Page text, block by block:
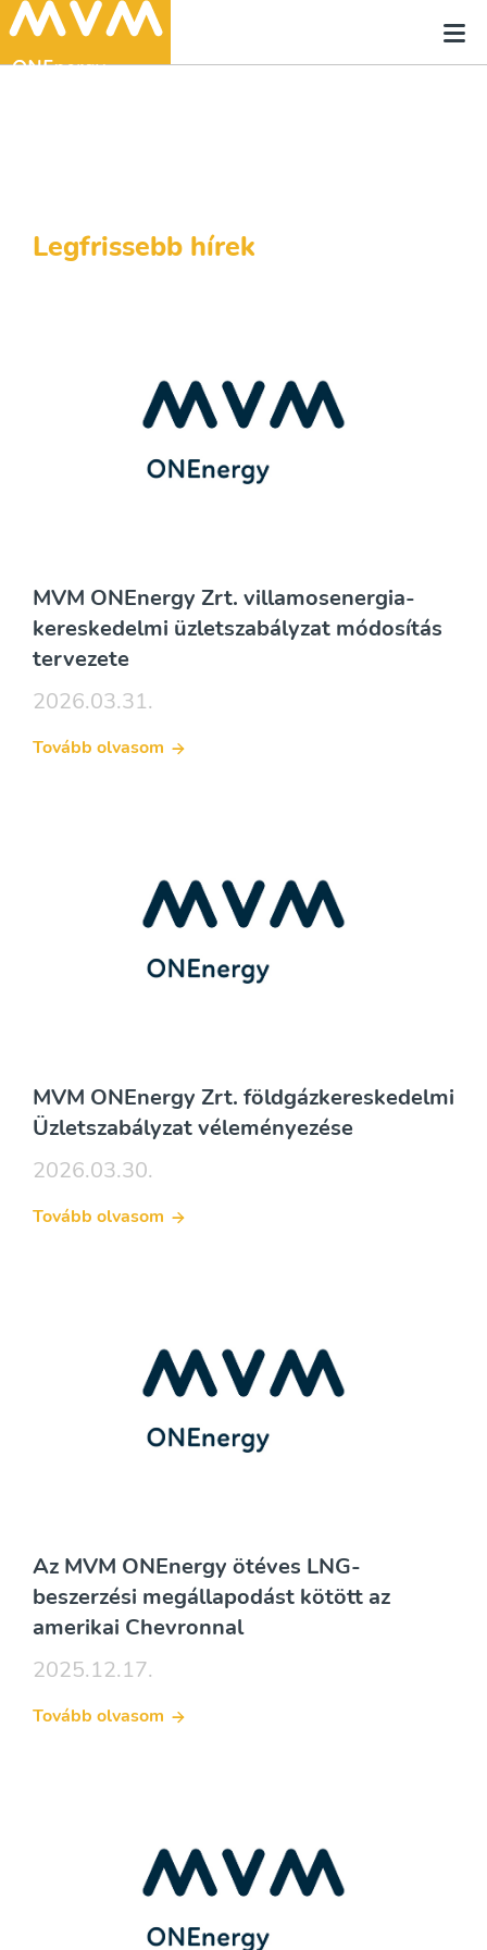
Legfrissebb hírek
MVM ONEnergy Zrt. villamosenergia-
kereskedelmi üzletszabályzat módosítás
tervezete
2026.03.31.
Tovább olvasom
MVM ONEnergy Zrt. földgázkereskedelmi
Üzletszabályzat véleményezése
2026.03.30.
Tovább olvasom
Az MVM ONEnergy ötéves LNG-
beszerzési megállapodást kötött az
amerikai Chevronnal
2025.12.17.
Tovább olvasom